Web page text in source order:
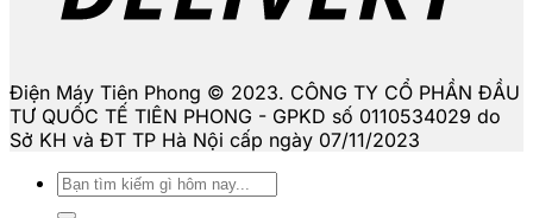
Điện Máy Tiên Phong © 2023. CÔNG TY CỔ PHẦN ĐẦU
TƯ QUỐC TẾ TIÊN PHONG - GPKD số 0110534029 do
Sở KH và ĐT TP Hà Nội cấp ngày 07/11/2023
Tìm
kiếm: